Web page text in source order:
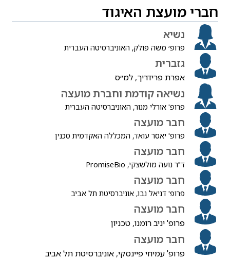
חברי מועצת האיגוד
נשיא
פרופ׳ משה פולק, האוניברסיטה העברית
גזברית
אפרת פרידריך, למ״ס
נשיאה קודמת וחברת מועצה
פרופ' אורלי מנור, האוניברסיטה העברית
חבר מועצה
פרופ' יאסר עואד, המכללה האקדמית סכנין
חבר מועצה
ד"ר נועה מולשצקי, PromiseBio
חבר מועצה
פרופ' דניאל נבו, אוניברסיטת תל אביב
חבר מועצה
פרופ' יניב רומנו, טכניון
חבר מועצה
פרופ' עמיחי פיינסקי, אוניברסיטת תל אביב